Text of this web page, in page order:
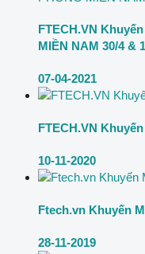
FTECH.VN
MIỀN NAM 30/4 &
07-04-2021
FTECH.VN
10-11-2020
Ftech.vn Khuyến
28-11-2019